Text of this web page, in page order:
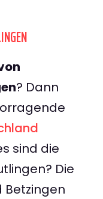
? Dann
sind die
Die
Betzingen